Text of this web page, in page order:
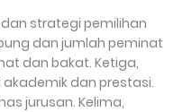
dan strategi pemilihan
dan jumlah peminat
dan bakat. Ketiga,
dan prestasi.
jurusan. Kelima,